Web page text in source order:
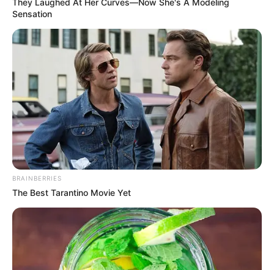
They Laughed At Her Curves—Now She's A Modeling
Sensation
BRAINBERRIES
The Best Tarantino Movie Yet